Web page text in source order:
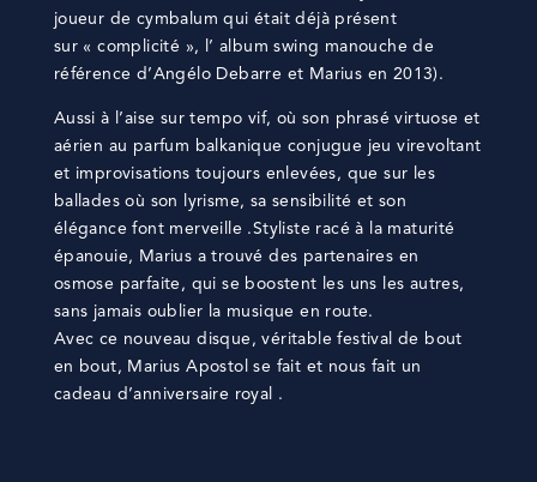
joueur de cymbalum qui était déjà présent
sur « complicité », l’ album swing manouche de
référence d’Angélo Debarre et Marius en 2013).
Aussi à l’aise sur tempo vif, où son phrasé virtuose et
aérien au parfum balkanique conjugue jeu virevoltant
et improvisations toujours enlevées, que sur les
ballades où son lyrisme, sa sensibilité et son
élégance font merveille .Styliste racé à la maturité
épanouie, Marius a trouvé des partenaires en
osmose parfaite, qui se boostent les uns les autres,
sans jamais oublier la musique en route.
Avec ce nouveau disque, véritable festival de bout
en bout, Marius Apostol se fait et nous fait un
cadeau d’anniversaire royal .